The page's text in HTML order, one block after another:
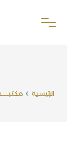
الرئيسية